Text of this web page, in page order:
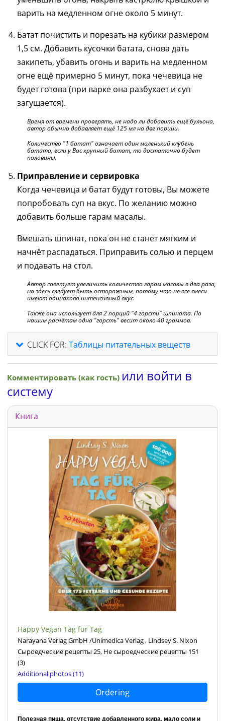
варить на медленном огне около 5 минут.
Батат почистить и порезать на кубики размером
1,5 см. Добавить кусочки батата, снова дать
закипеть, убавить огонь и варить на медленном
огне ещё примерно 5 минут, пока чечевица не
будет готова (при варке она разбухает и суп
загущается).
Время от времени проверять, не надо ли добавить ещё бульона,
автор обычно добавляет ещё 125 мл на две порции.
Количество "1 батат" означает один маленький клубень
батата, если у Вас крупный батат, то достаточно будет
половины.
Приправление и сервировка
Когда чечевица и батат будут готовы, Вы можете
попробовать суп на вкус. По желанию можно
добавить больше гарам масалы.
Вмешать шпинат, пока он не станет мягким и
начнёт распадаться. Приправить солью и перцем
и подавать на стол.
Автор советует увеличить количество гарам масалы в два раза,
но здесь следует быть осторожным, потому что не все смеси
имеют одинаково интенсивный вкус.
Также она использует для 2 порций "4 горсти" шпината. По
нашим расчётам одна "горсть" весит около 40 граммов.
CLICK FOR: Таблицы питательных веществ
Комментировать (как гость) или войти в
систему
Книга
Happy Vegan Tag für Tag
Narayana Verlag GmbH /Unimedica Verlag , Lindsey S. Nixon
Сыроедческие рецепты 25, Не сыроедческие рецепты 151
(3)
Additional photos (11)
Ordering
Полезная пища, отсутствие добавленного жира, мало соли и